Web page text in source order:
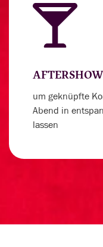
AFTERSHOW
um geknüpfte
Abend in
lassen